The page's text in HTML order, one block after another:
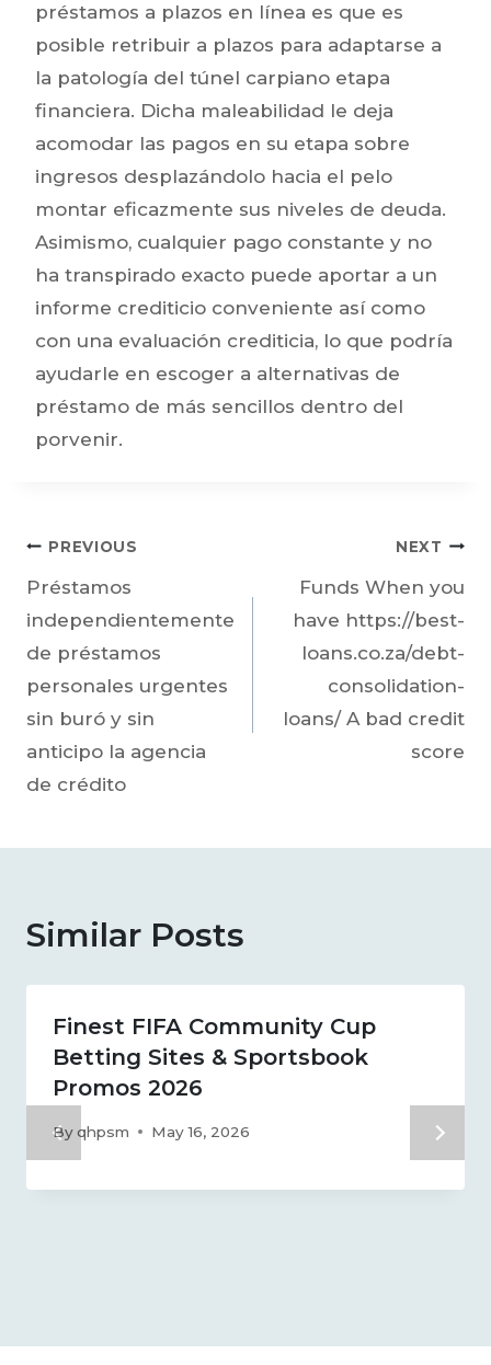
préstamos a plazos en línea es que es
posible retribuir a plazos para adaptarse a
la patologí­a del túnel carpiano etapa
financiera. Dicha maleabilidad le deja
acomodar las pagos en su etapa sobre
ingresos desplazándolo hacia el pelo
montar eficazmente sus niveles de deuda.
Asimismo, cualquier pago constante y no
ha transpirado exacto puede aportar a un
informe crediticio conveniente así­ como
con una evaluación crediticia, lo que podría
ayudarle en escoger a alternativas de
préstamo de más sencillos dentro del
porvenir.
PREVIOUS
Préstamos
independientemente
de préstamos
personales urgentes
sin buró y sin
anticipo la agencia
de crédito
NEXT
Funds When you
have https://best-
loans.co.za/debt-
consolidation-
loans/ A bad credit
score
Similar Posts
Finest FIFA Community Cup
Betting Sites & Sportsbook
Promos 2026
Byqhpsm May 16, 2026